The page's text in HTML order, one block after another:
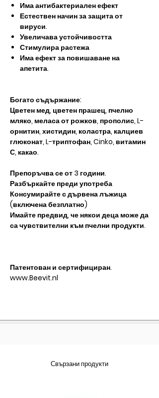
Има антибактериален ефект
Естествен начин за защита от
вируси.
Увеличава устойчивостта
Стимулира растежа
Има ефект за повишаване на
апетита.
Богато съдържание:
Цветен мед, цветен прашец, пчелно
мляко, меласа от рожков, прополис, L-
орнитин, хистидин, коластра, калциев
глюконат, L-триптофан, Cinko, витамин
С, какао.
Препоръчва се от 3 години.
Разбъркайте преди употреба
Консумирайте с дървена лъжица
(включена безплатно)
Имайте предвид, че някои деца може да
са чувствителни към пчелни продукти.
Патентован и сертифициран.
www.Beevit.nl
Свързани продукти